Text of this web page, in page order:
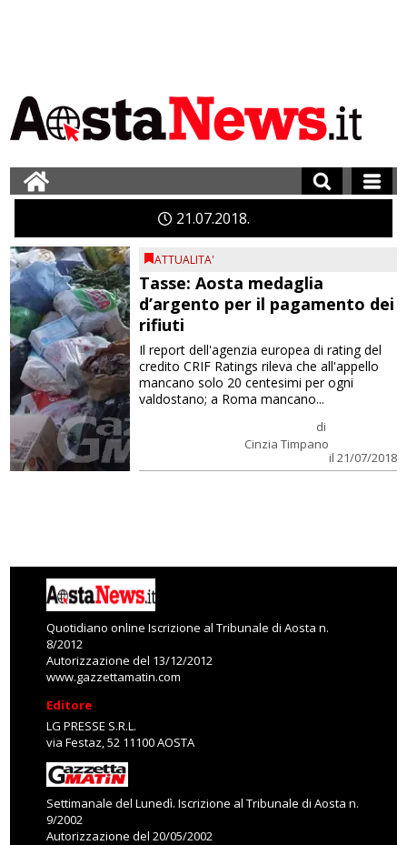
21 07 2018
ATTUALITA'
Tasse: Aosta medaglia
d’argento per il pagamento dei
rifiuti
di
Cinzia Timpano
il 21/07/2018
Il report dell'agenzia europea di rating del
credito CRIF Ratings rileva che all'appello
mancano solo 20 centesimi per ogni
valdostano; a Roma mancano...
Quotidiano online Iscrizione al Tribunale di Aosta n.
8/2012
Autorizzazione del 13/12/2012
www.gazzettamatin.com
Editore
LG PRESSE S.R.L.
via Festaz, 52 11100 AOSTA
Settimanale del Lunedì. Iscrizione al Tribunale di Aosta n.
9/2002
Autorizzazione del 20/05/2002